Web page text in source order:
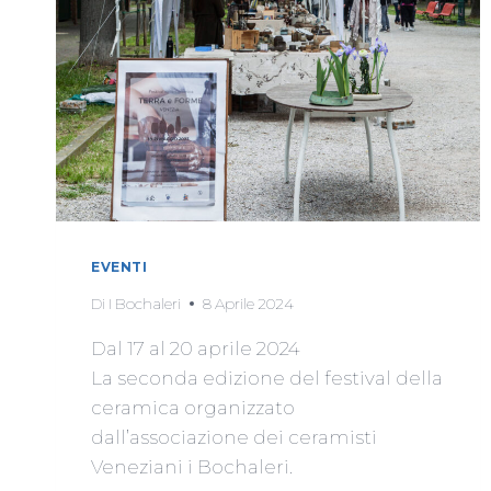
EVENTI
Di I Bochaleri 8 Aprile 2024
Dal 17 al 20 aprile 2024
La seconda edizione del festival della
ceramica organizzato
dall’associazione dei ceramisti
Veneziani i Bochaleri.